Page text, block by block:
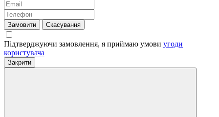
Замовити Скасування
Підтверджуючи замовлення, я приймаю умови угоди
користувача
Закрити